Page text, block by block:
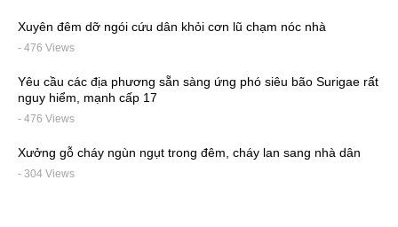
Xuyên đêm dỡ ngói cứu dân khỏi cơn lũ chạm nóc nhà
- 476 Views
Yêu cầu các địa phương sẵn sàng ứng phó siêu bão Surigae rất
nguy hiểm, mạnh cấp 17
- 476 Views
Xưởng gỗ cháy ngùn ngụt trong đêm, cháy lan sang nhà dân
- 304 Views